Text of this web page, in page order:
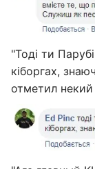
"Тоді ти
кіборгах,
отметил